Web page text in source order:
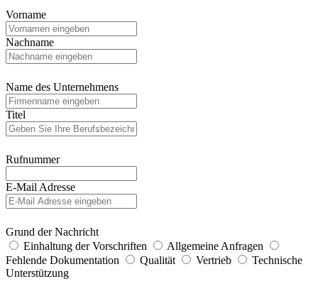
Vorname
Nachname
Name des Unternehmens
Titel
Rufnummer
E-Mail Adresse
Grund der Nachricht
Einhaltung der Vorschriften
Allgemeine Anfragen
Fehlende Dokumentation
Qualität Vertrieb
Technische
Unterstützung